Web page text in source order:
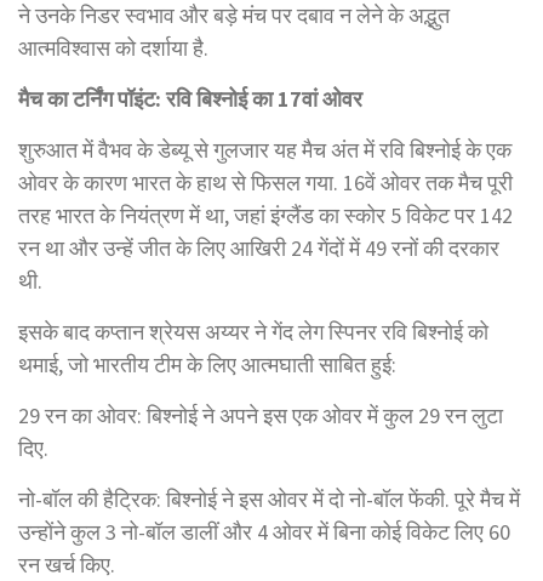
ने उनके निडर स्वभाव और बड़े मंच पर दबाव न लेने के अद्भुत
आत्मविश्वास को दर्शाया है.
मैच का टर्निंग पॉइंट: रवि बिश्नोई का 17वां ओवर
शुरुआत में वैभव के डेब्यू से गुलजार यह मैच अंत में रवि बिश्नोई के एक
ओवर के कारण भारत के हाथ से फिसल गया. 16वें ओवर तक मैच पूरी
तरह भारत के नियंत्रण में था, जहां इंग्लैंड का स्कोर 5 विकेट पर 142
रन था और उन्हें जीत के लिए आखिरी 24 गेंदों में 49 रनों की दरकार
थी.
इसके बाद कप्तान श्रेयस अय्यर ने गेंद लेग स्पिनर रवि बिश्नोई को
थमाई, जो भारतीय टीम के लिए आत्मघाती साबित हुई:
29 रन का ओवर: बिश्नोई ने अपने इस एक ओवर में कुल 29 रन लुटा
दिए.
नो-बॉल की हैट्रिक: बिश्नोई ने इस ओवर में दो नो-बॉल फेंकी. पूरे मैच में
उन्होंने कुल 3 नो-बॉल डालीं और 4 ओवर में बिना कोई विकेट लिए 60
रन खर्च किए.